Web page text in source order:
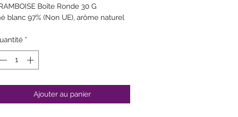
Boîte Ronde 30 G
blanc 97% (Non UE), arôme naturel
possibles de fruits à coque, lait,
moutarde.
*
Ajouter au panier